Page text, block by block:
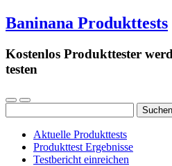
Baninana Produkttests
Kostenlos Produkttester
testen
nach:
Aktuelle Produkttests
Produkttest Ergebnisse
Testbericht einreichen